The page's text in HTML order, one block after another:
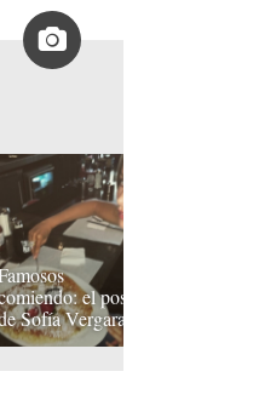
el postre
Sofía Vergara